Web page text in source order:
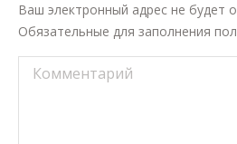
Ваш электронный адрес не будет
Обязательные для заполнения
Комментарий